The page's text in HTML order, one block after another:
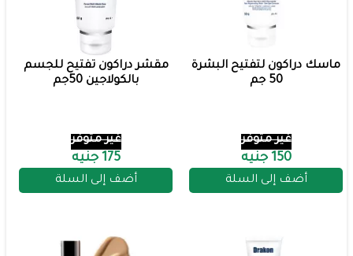
ماسك دراكون لتفتيح البشرة
50 جم
غير متوفر
150 جنيه
أضف إلى السلة
مقشر دراكون تفتيح للجسم
بالكولاجين 50جم
غير متوفر
175 جنيه
أضف إلى السلة